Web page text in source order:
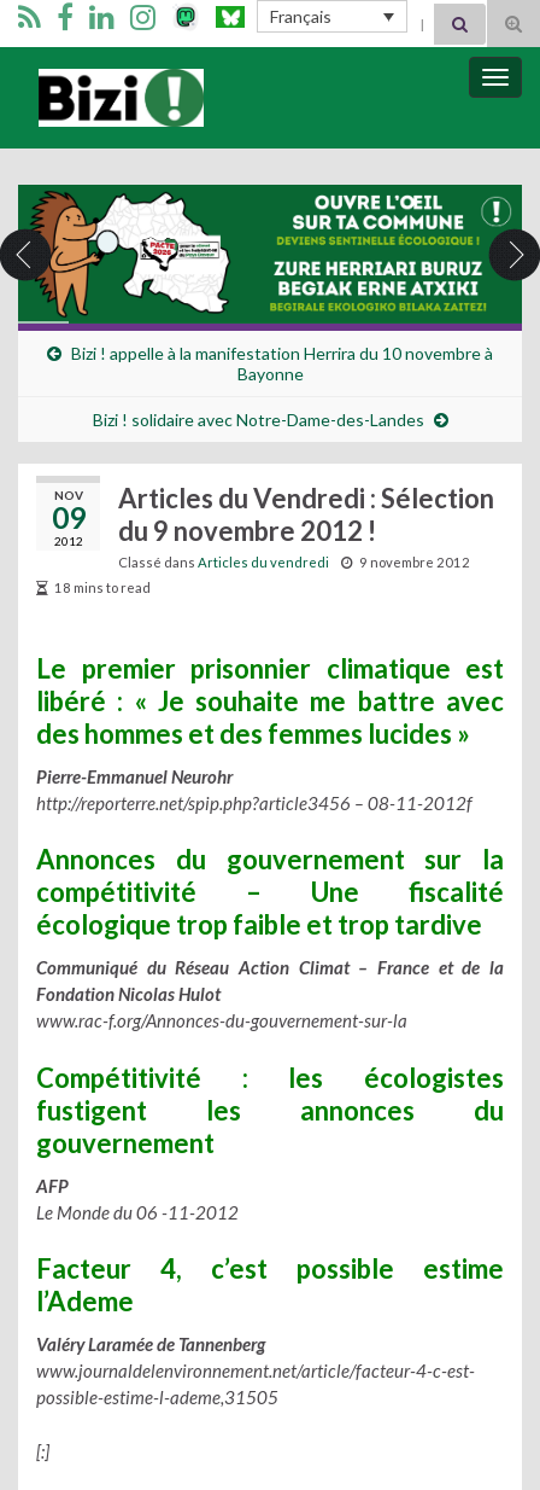
Français Search for:
Bizimugi
Bizi ! appelle à la manifestation Herrira du 10 novembre à
Bayonne
Bizi ! solidaire avec Notre-Dame-des-Landes
NOV
09
2012
Articles du Vendredi : Sélection
du 9 novembre 2012 !
Classé dans Articles du vendredi
9 novembre 2012
18 mins to read
Le premier prisonnier climatique est
libéré : « Je souhaite me battre avec
des hommes et des femmes lucides »
Pierre-Emmanuel Neurohr
http://reporterre.net/spip.php?article3456 – 08-11-2012f
Annonces du gouvernement sur la
compétitivité – Une fiscalité
écologique trop faible et trop tardive
Communiqué du Réseau Action Climat – France et de la
Fondation Nicolas Hulot
www.rac-f.org/Annonces-du-gouvernement-sur-la
Compétitivité : les écologistes
fustigent les annonces du
gouvernement
AFP
Le Monde du 06 -11-2012
Facteur 4, c’est possible estime
l’Ademe
Valéry Laramée de Tannenberg
www.journaldelenvironnement.net/article/facteur-4-c-est-
possible-estime-l-ademe,31505
[:]